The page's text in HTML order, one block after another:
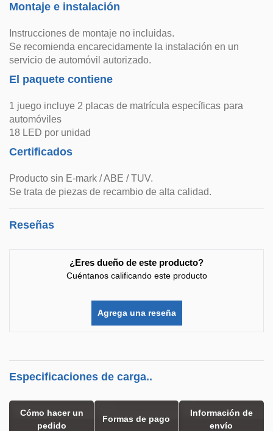
Montaje e instalación
Instrucciones de montaje no incluidas.
Se recomienda encarecidamente la instalación en un
servicio de automóvil autorizado.
El paquete contiene
1 juego incluye 2 placas de matrícula específicas para
automóviles
18 LED por unidad
Certificados
Producto sin E-mark / ABE / TUV.
Se trata de piezas de recambio de alta calidad.
Reseñas
¿Eres dueño de este producto?
Cuéntanos calificando este producto
Agrega una reseña
Especificaciones de carga..
Cómo hacer un
pedido
Formas de pago
Información de
envío